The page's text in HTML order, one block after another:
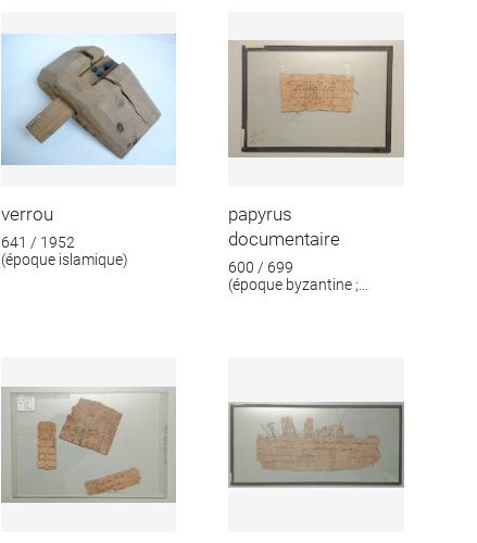
verrou
641 / 1952
(époque islamique)
papyrus
documentaire
600 / 699
(époque byzantine ;